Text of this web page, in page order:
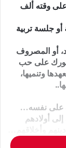
وقته ألف
جلسة تربية
أو المصروف
على حب
وتنميها،
على نفسه…
أولادهم